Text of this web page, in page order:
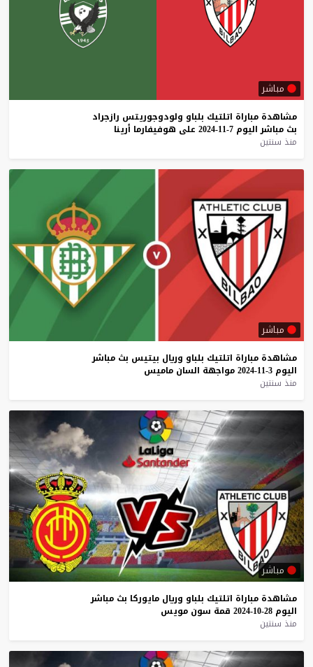
مباشر
مشاهدة مباراة اتلتيك بلباو ولودوجوريتس رازجراد
بث مباشر اليوم 7-11-2024 على هوفيفارما أرينا
منذ سنتين
مباشر
مشاهدة مباراة اتلتيك بلباو وريال بيتيس بث مباشر
اليوم 3-11-2024 مواجهة السان ماميس
منذ سنتين
مباشر
مشاهدة مباراة اتلتيك بلباو وريال مايوركا بث مباشر
اليوم 28-10-2024 قمة سون مويس
منذ سنتين